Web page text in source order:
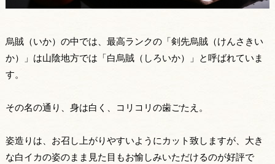
烏賊（いか）の中では、最高ランクの「剣先烏賊（けんさきい
か）」は山陰地方では「白烏賊（しろいか）」と呼ばれていま
す。
その名の通り、身は白く、コリコリの歯ごたえ。
姿造りは、お召し上がりやすいようにカット致しますが、大き
な白イカの姿のまま見た目もお愉しみいただけるのが好評で